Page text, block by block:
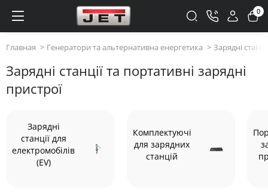
0
Главная Генератори та альтернативна енергетика Зарядні
Зарядні станції та портативні зарядні
пристрої
Зарядні
станції для
електромобілів
(EV)
Комплектуючі
для зарядних
станцій